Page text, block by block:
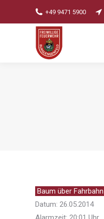
+49 9471 5900
Baum über Fahrbahn
Datum: 26.05.2014